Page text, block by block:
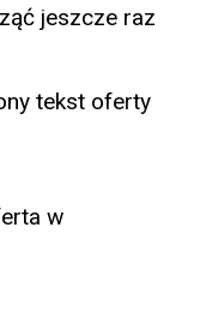
jeszcze raz
tekst oferty
w